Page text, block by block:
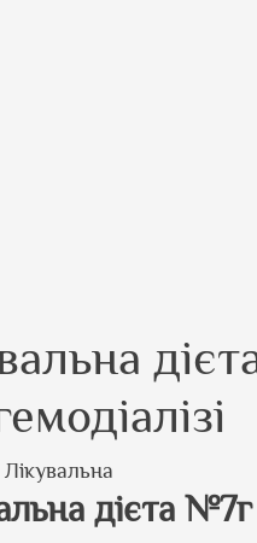
Лікувальна
дієта